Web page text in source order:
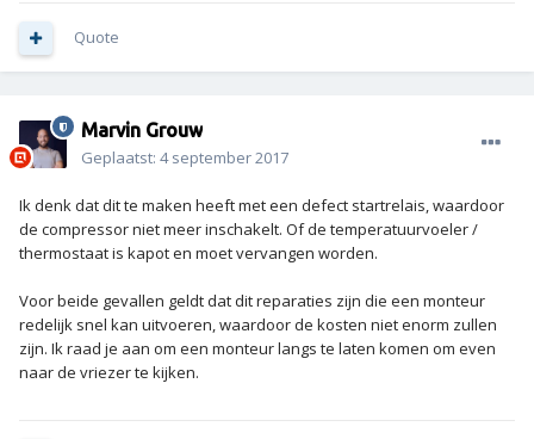
Quote
Marvin Grouw
Geplaatst: 4 september 2017
Ik denk dat dit te maken heeft met een defect startrelais, waardoor
de compressor niet meer inschakelt. Of de temperatuurvoeler /
thermostaat is kapot en moet vervangen worden.
Voor beide gevallen geldt dat dit reparaties zijn die een monteur
redelijk snel kan uitvoeren, waardoor de kosten niet enorm zullen
zijn. Ik raad je aan om een monteur langs te laten komen om even
naar de vriezer te kijken.